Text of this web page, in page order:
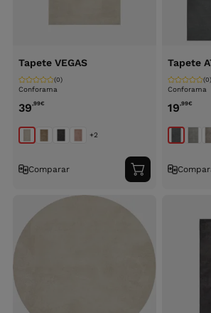
Tapete VEGAS
Conforama
(0)
39,99€
+2
Comparar
Adicionar
ao
Tapete
Conforama
(0)
19,99€